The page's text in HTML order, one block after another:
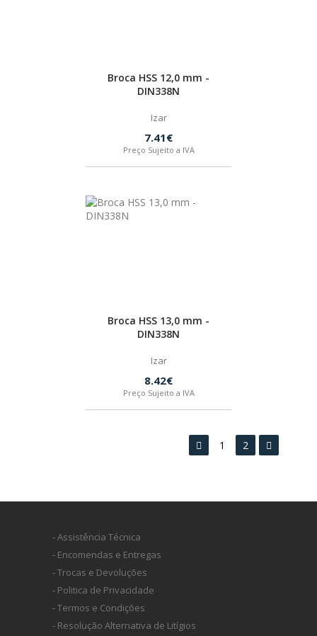
Broca HSS 12,0 mm -
DIN338N
Izar
7.41€
Preço Sujeito a IVA
Broca HSS 13,0 mm -
DIN338N
Izar
8.42€
Preço Sujeito a IVA
1 2
- Assistência Técnica
- Encomendas e Entregas
- Trocas e Devoluções
- Politica de Privacidade
- Termos e Condições
- Resolução Alternativa de Litígios